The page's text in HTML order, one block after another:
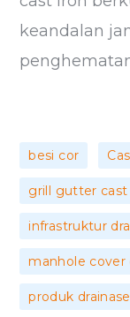
keandalan
besi cor
grill gutter cast
infrastruktur
manhole cover
produk